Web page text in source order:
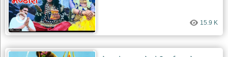
15.9 K